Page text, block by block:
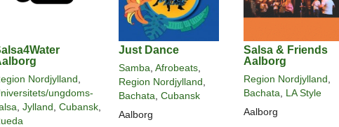
Nordjylland
ungdoms-
,Jylland ,Cubansk
Just Dance
Samba Afrobeats,
Region Nordjylland
Bachata Cubansk
Aalborg
Salsa & Friends
Aalborg
Region Nordjylland
Bachata
LA Style
Aalborg